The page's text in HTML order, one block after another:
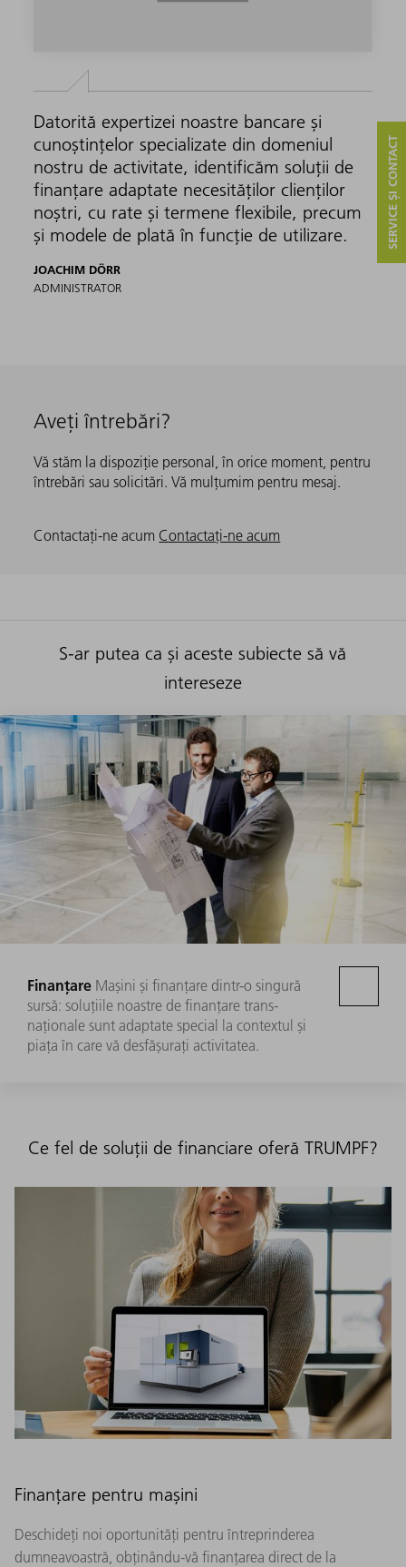
Datorită expertizei noastre bancare și
cunoștințelor specializate din domeniul
nostru de activitate, identificăm soluții de
finanțare adaptate necesităților clienților
noștri, cu rate și termene flexibile, precum
și modele de plată în funcție de utilizare.
JOACHIM DÖRR
ADMINISTRATOR
Aveți întrebări?
Vă stăm la dispoziție personal, în orice moment, pentru
întrebări sau solicitări. Vă mulțumim pentru mesaj.
Contactați-ne acum Contactați-ne acum
S-ar putea ca și aceste subiecte să vă
intereseze
Finanțare Mașini și finanțare dintr-o singură
sursă: soluțiile noastre de finanțare trans-
naționale sunt adaptate special la contextul și
piața în care vă desfășurați activitatea.
Ce fel de soluții de financiare oferă TRUMPF?
Finanțare pentru mașini
Deschideți noi oportunități pentru întreprinderea
dumneavoastră, obținându-vă finanțarea direct de la
SERVICE ȘI CONTACT